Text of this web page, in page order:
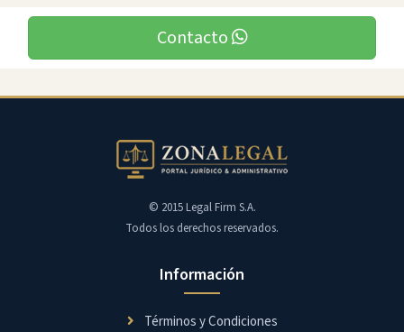
Contacto
© 2015 Legal Firm S.A.
Todos los derechos reservados.
Información
Términos y Condiciones